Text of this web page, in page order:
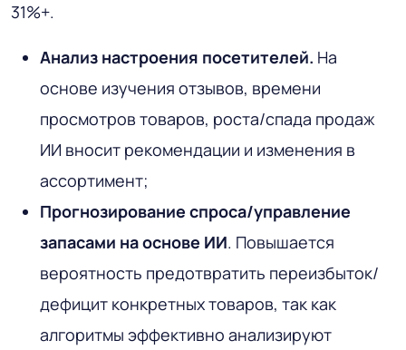
31%+.
Анализ настроения посетителей. На
основе изучения отзывов, времени
просмотров товаров, роста/спада продаж
ИИ вносит рекомендации и изменения в
ассортимент;
Прогнозирование спроса/управление
запасами на основе ИИ. Повышается
вероятность предотвратить переизбыток/
дефицит конкретных товаров, так как
алгоритмы эффективно анализируют